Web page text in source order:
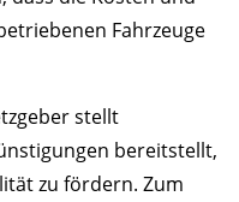
Fahrzeuge
stellt
bereitstellt,
zu fördern. Zum